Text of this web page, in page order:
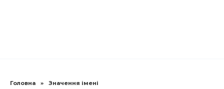
Головна » Значення імені